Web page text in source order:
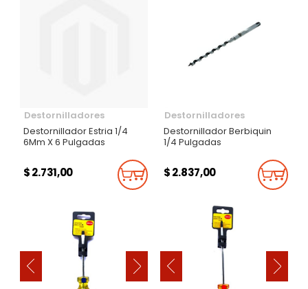
Destornilladores
Destornillador Estria 1/4
6Mm X 6 Pulgadas
$ 2.731,00 Añadir Al Carrito
Destornilladores
Destornillador Berbiquin
1/4 Pulgadas
$ 2.837,00
‹ › ‹ ›